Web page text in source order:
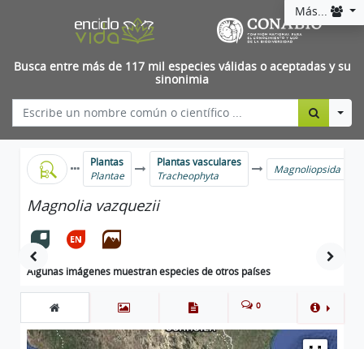
Más...
Busca entre más de 117 mil especies válidas o aceptadas y su
sinonimia
Plantas
Plantae
Plantas vasculares
Tracheophyta
Magnoliopsida
Magnolia vazquezii
Algunas imágenes muestran especies de otros países
0